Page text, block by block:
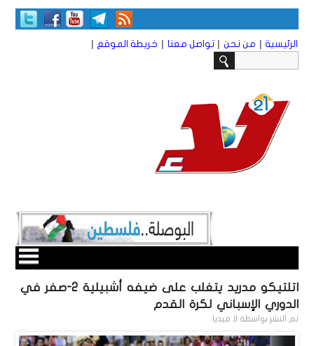
الرئيسية | من نحن | تواصل معنا | خريطة الموقع |
اتلتيكو مدريد يتغلب على ضيفه أشبيلية 2-صفر في
الدوري الإسباني لكرة القدم
تم النشر بواسطة لا ميديا